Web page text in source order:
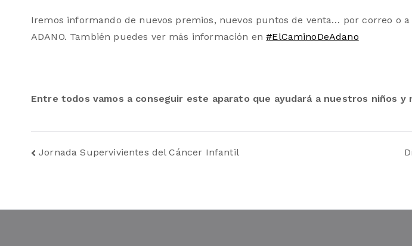
Iremos informando de nuevos premios, nuevos puntos de venta… por correo o
ADANO. También puedes ver más información en#ElCaminoDeAdano
Entre todos vamos a conseguir este aparato que ayudará a nuestros niños y
Navegación
entradas
Jornada Supervivientes del Cáncer Infantil